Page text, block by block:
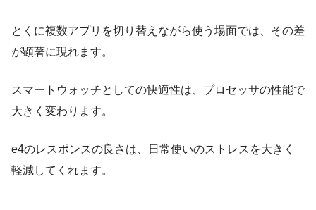
とくに複数アプリを切り替えながら使う場面では、その差
が顕著に現れます。
スマートウォッチとしての快適性は、プロセッサの性能で
大きく変わります。
e4のレスポンスの良さは、日常使いのストレスを大きく
軽減してくれます。